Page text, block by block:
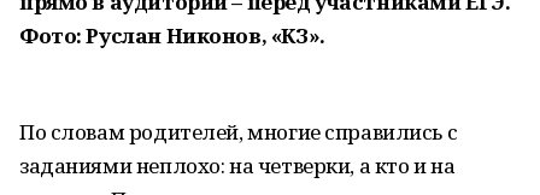
Фото: Руслан Никонов, «КЗ».
По словам родителей, многие справились с
заданиями неплохо: на четверки, а кто и на